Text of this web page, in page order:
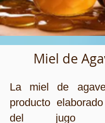
Miel de
Lamiel de
producto
del jugo